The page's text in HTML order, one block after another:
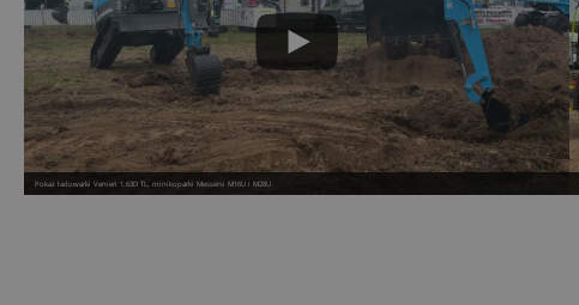
Pokaz ładowarki Venieri 1.63D TL, minikoparki Messersi M16U i M28U